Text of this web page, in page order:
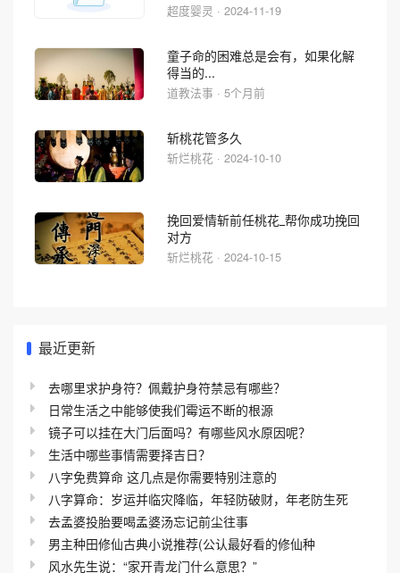
超度婴灵 · 2024-11-19
童子命的困难总是会有，如果化解
得当的...
道教法事 · 5个月前
斩桃花管多久
斩烂桃花 · 2024-10-10
挽回爱情斩前任桃花_帮你成功挽回
对方
斩烂桃花 · 2024-10-15
最近更新
去哪里求护身符？佩戴护身符禁忌有哪些？
日常生活之中能够使我们霉运不断的根源
镜子可以挂在大门后面吗？有哪些风水原因呢？
生活中哪些事情需要择吉日？
八字免费算命 这几点是你需要特别注意的
八字算命：岁运并临灾降临，年轻防破财，年老防生死
去孟婆投胎要喝孟婆汤忘记前尘往事
男主种田修仙古典小说推荐(公认最好看的修仙种
风水先生说：“家开青龙门什么意思？”